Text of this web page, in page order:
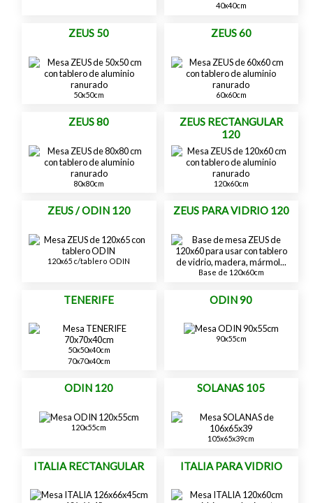
40x40cm
ZEUS 50
50x50cm
ZEUS 60
60x60cm
ZEUS 80
80x80cm
ZEUS RECTANGULAR
120
120x60cm
ZEUS / ODIN 120
120x65 c/tablero ODIN
ZEUS PARA VIDRIO 120
Base de 120x60cm
TENERIFE
50x50x40cm
70x70x40cm
ODIN 90
90x55cm
ODIN 120
120x55cm
SOLANAS 105
105x65x39cm
ITALIA RECTANGULAR ITALIA PARA VIDRIO